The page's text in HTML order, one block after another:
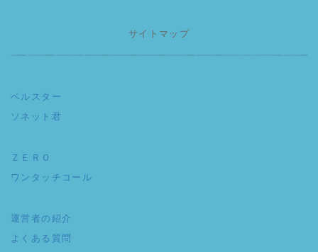
サイトマップ
ベルスター
ソネット君
ＺＥＲＯ
ワンタッチコール
運営者の紹介
よくある質問